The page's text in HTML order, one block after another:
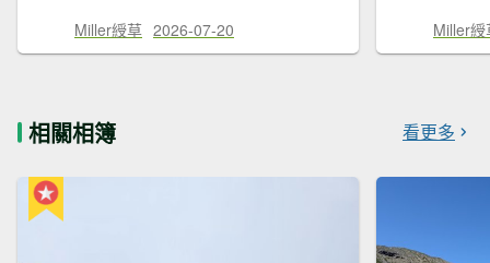
Miller綬草 2026-07-20 Miller綬
相關相簿 看更多